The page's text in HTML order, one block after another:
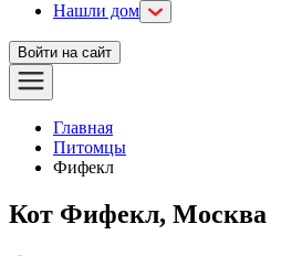
Нашли дом
Войти на сайт
Главная
Питомцы
Фифекл
Кот Фифекл, Москва